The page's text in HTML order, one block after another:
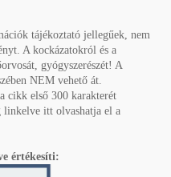
tájékoztató jellegűek, nem
A kockázatokról és a
gyógyszerészét! A
NEM vehető át.
cikk első 300 karakterét
linkelve itt olvashatja el a
értékesíti: